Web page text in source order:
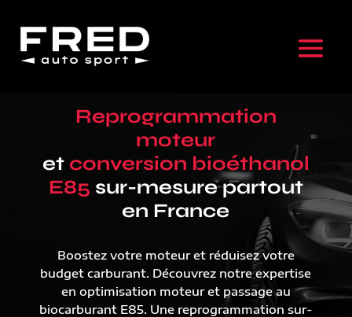
Reprogrammation
moteur
et conversion bioéthanol
E85 sur-mesure partout
en France
Boostez votre moteur et réduisez votre
budget carburant. Découvrez notre expertise
en optimisation moteur et passage au
biocarburant E85. Une reprogrammation sur-